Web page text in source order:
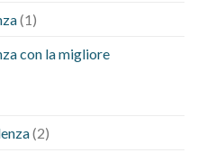
(1)
con la migliore
(2)